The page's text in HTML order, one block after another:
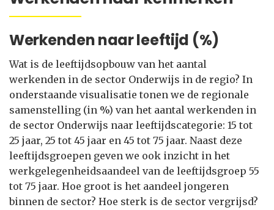
Werkenden naar leeftijd (%)
Wat is de leeftijdsopbouw van het aantal
werkenden in de sector Onderwijs in de regio? In
onderstaande visualisatie tonen we de regionale
samenstelling (in %) van het aantal werkenden in
de sector Onderwijs naar leeftijdscategorie: 15 tot
25 jaar, 25 tot 45 jaar en 45 tot 75 jaar. Naast deze
leeftijdsgroepen geven we ook inzicht in het
werkgelegenheidsaandeel van de leeftijdsgroep 55
tot 75 jaar. Hoe groot is het aandeel jongeren
binnen de sector? Hoe sterk is de sector vergrijsd?